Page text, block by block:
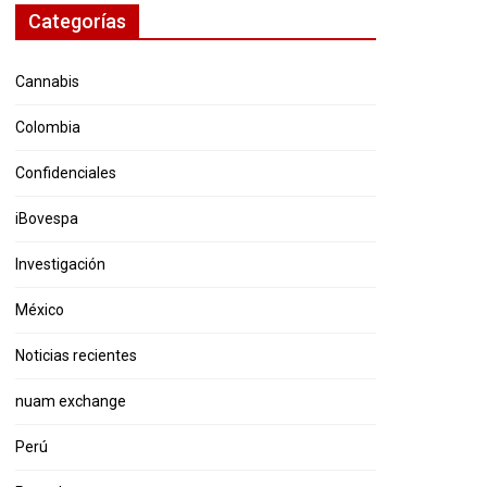
Categorías
Cannabis
Colombia
Confidenciales
iBovespa
Investigación
México
Noticias recientes
nuam exchange
Perú